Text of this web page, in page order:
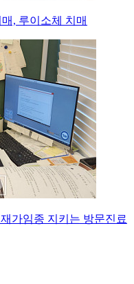
, 루이소체 치매
가임종 지키는 방문진료